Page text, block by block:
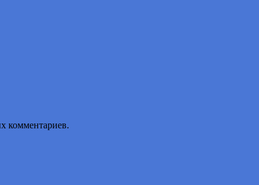
комментариев.